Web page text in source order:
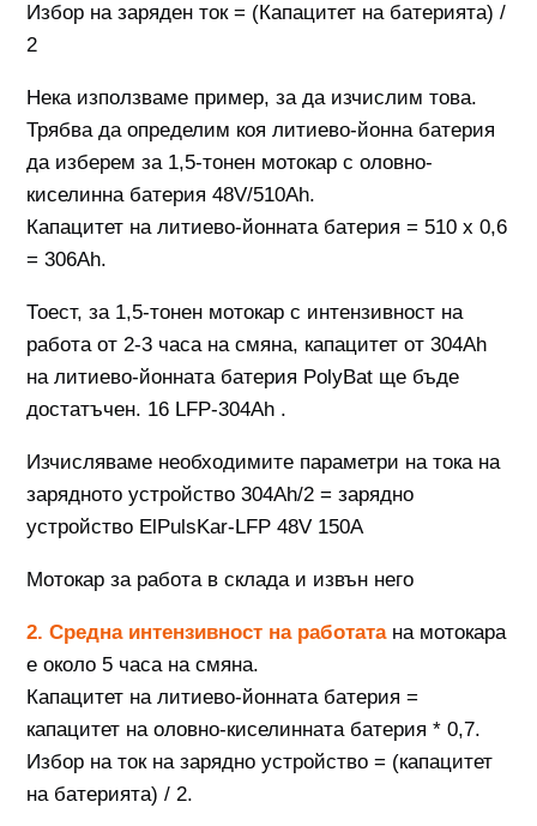
Избор на заряден ток = (Капацитет на батерията) /
2
Нека използваме пример, за да изчислим това.
Трябва да определим коя литиево-йонна батерия
да изберем за 1,5-тонен мотокар с оловно-
киселинна батерия 48V/510Ah.
Капацитет на литиево-йонната батерия = 510 x 0,6
= 306Ah.
Тоест, за 1,5-тонен мотокар с интензивност на
работа от 2-3 часа на смяна, капацитет от 304Ah
на литиево-йонната батерия PolyBat ще бъде
достатъчен. 16 LFP-304Ah .
Изчисляваме необходимите параметри на тока на
зарядното устройство 304Ah/2 = зарядно
устройство ElPulsKar-LFP 48V 150A
Мотокар за работа в склада и извън него
2. Средна интензивност на работатана мотокара
е около 5 часа на смяна.
Капацитет на литиево-йонната батерия =
капацитет на оловно-киселинната батерия * 0,7.
Избор на ток на зарядно устройство = (капацитет
на батерията) / 2.